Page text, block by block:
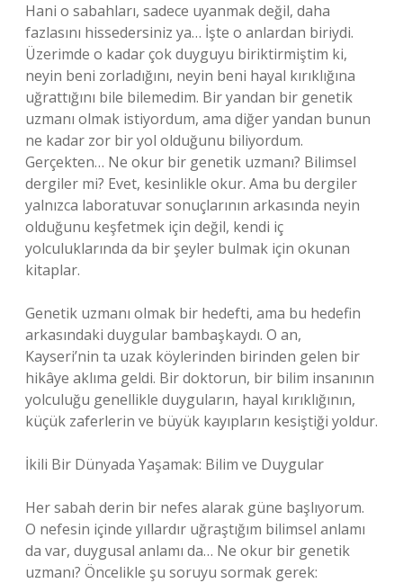
Hani o sabahları, sadece uyanmak değil, daha
fazlasını hissedersiniz ya… İşte o anlardan biriydi.
Üzerimde o kadar çok duyguyu biriktirmiştim ki,
neyin beni zorladığını, neyin beni hayal kırıklığına
uğrattığını bile bilemedim. Bir yandan bir genetik
uzmanı olmak istiyordum, ama diğer yandan bunun
ne kadar zor bir yol olduğunu biliyordum.
Gerçekten… Ne okur bir genetik uzmanı? Bilimsel
dergiler mi? Evet, kesinlikle okur. Ama bu dergiler
yalnızca laboratuvar sonuçlarının arkasında neyin
olduğunu keşfetmek için değil, kendi iç
yolculuklarında da bir şeyler bulmak için okunan
kitaplar.
Genetik uzmanı olmak bir hedefti, ama bu hedefin
arkasındaki duygular bambaşkaydı. O an,
Kayseri’nin ta uzak köylerinden birinden gelen bir
hikâye aklıma geldi. Bir doktorun, bir bilim insanının
yolculuğu genellikle duyguların, hayal kırıklığının,
küçük zaferlerin ve büyük kayıpların kesiştiği yoldur.
İkili Bir Dünyada Yaşamak: Bilim ve Duygular
Her sabah derin bir nefes alarak güne başlıyorum.
O nefesin içinde yıllardır uğraştığım bilimsel anlamı
da var, duygusal anlamı da… Ne okur bir genetik
uzmanı? Öncelikle şu soruyu sormak gerek: